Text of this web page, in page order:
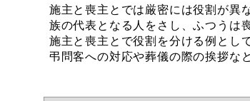
施主と喪主とでは厳密には役割が異
族の代表となる人をさし、ふつうは
施主と喪主とで役割を分ける例とし
弔問客への対応や葬儀の際の挨拶な